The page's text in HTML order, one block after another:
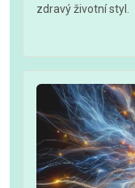
zdravý životní styl.